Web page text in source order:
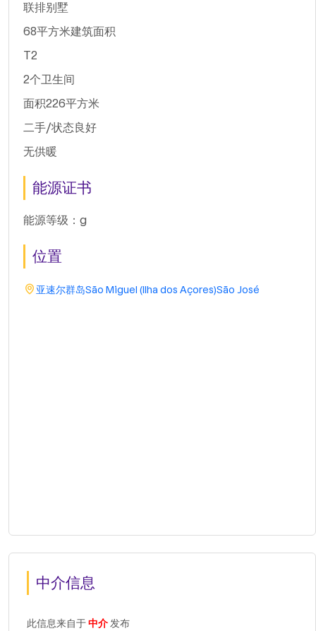
联排别墅
68平方米建筑面积
T2
2个卫生间
面积226平方米
二手/状态良好
无供暖
能源证书
能源等级：g
位置
亚速尔群岛São Miguel (Ilha dos Açores)São José
中介信息
此信息来自于中介发布